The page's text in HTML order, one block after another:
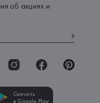
об акциях и
Скачать
в Google Play